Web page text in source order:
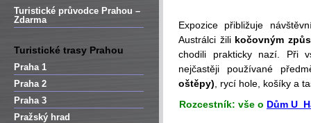
Turistické průvodce Prahou –
Zdarma
Turistické trasy Prahou
Praha 1
Praha 2
Praha 3
Pražský hrad
Expozice přibližuje
Austrálci žili kočovným
chodili prakticky nazí. Při
nejčastěji používané
oštěpy) , rycí hole, košíky a
Rozcestník: vše o Dům U